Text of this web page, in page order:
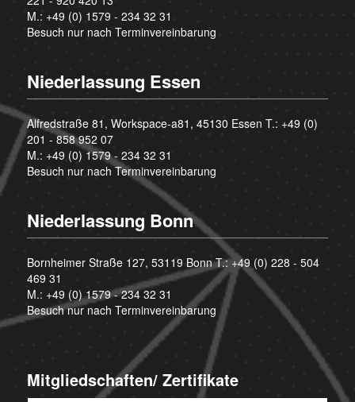
M.: +49 (0) 1579 - 234 32 31
Besuch nur nach Terminvereinbarung
Niederlassung Essen
Alfredstraße 81, Workspace-a81, 45130 Essen T.: +49 (0)
201 - 858 952 07
M.: +49 (0) 1579 - 234 32 31
Besuch nur nach Terminvereinbarung
Niederlassung Bonn
Bornheimer Straße 127, 53119 Bonn T.:+49 (0) 228 - 504
469 31
M.: +49 (0) 1579 - 234 32 31
Besuch nur nach Terminvereinbarung
Mitgliedschaften/ Zertifikate